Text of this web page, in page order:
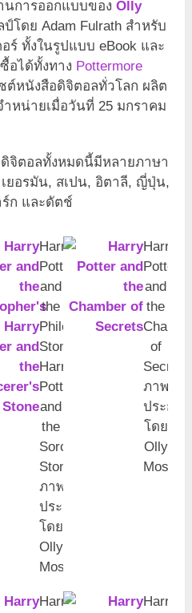
นการออกแบบของOlly
โดย Adam Fulrath สำหรับ
ร์ ทั้งในรูปแบบ eBook และ
อได้ทั้งทาง Pottermore
ต์หนังสือดิจิตอลทั่วโลก ผลิต
ำหน่ายเมื่อวันที่ 25 มกราคม
จิตอลทั้งหมดนี้มีหลายภาษา
ยอรมัน, สเปน, อิตาลี, ญี่ปุ่น,
ร์ก และดัตช์
Harry
Potter
and
the
Philosopher’s
Stone,
Harry
Potter
and
the
Sorcerer’s
Stone
ภาพ
ประกอบ
โดย
Olly
Moss
Harry
Potter
and
the
of
Secrets
ภาพ
ประกอบ
โดย
Olly
Moss
Harry
Harry